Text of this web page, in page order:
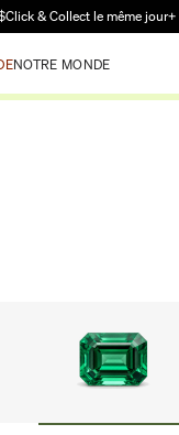
Click & Collect le même jour+
NOTRE MONDE